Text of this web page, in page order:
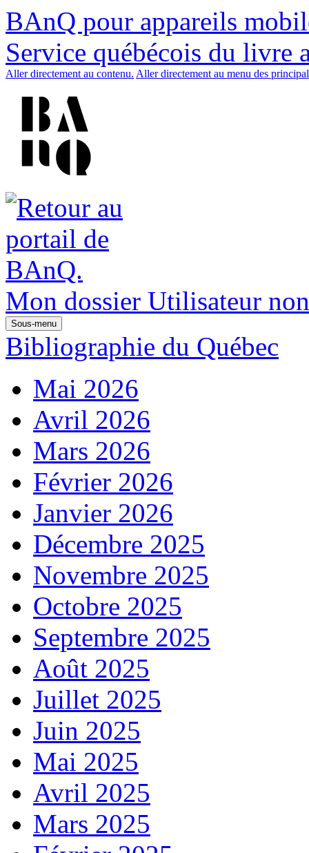
BAnQ pour appareils
Service québécois du livre
Aller directement au contenu. Aller directement au menu des
Mon dossier Utilisateur
Sous-menu
Bibliographie du Québec
Mai 2026
Avril 2026
Mars 2026
Février 2026
Janvier 2026
Décembre 2025
Novembre 2025
Octobre 2025
Septembre 2025
Août 2025
Juillet 2025
Juin 2025
Mai 2025
Avril 2025
Mars 2025